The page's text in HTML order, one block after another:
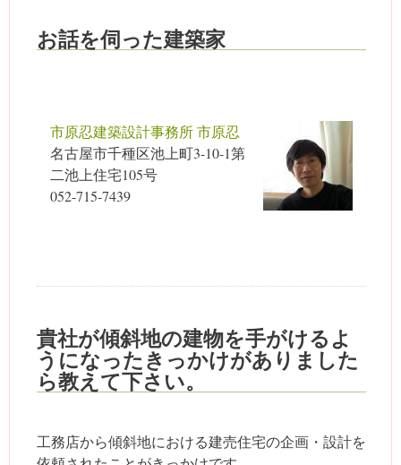
お話を伺った建築家
市原忍建築設計事務所 市原忍
名古屋市千種区池上町3-10-1第
二池上住宅105号
052-715-7439
貴社が傾斜地の建物を手がけるよ
うになったきっかけがありました
ら教えて下さい。
工務店から傾斜地における建売住宅の企画・設計を